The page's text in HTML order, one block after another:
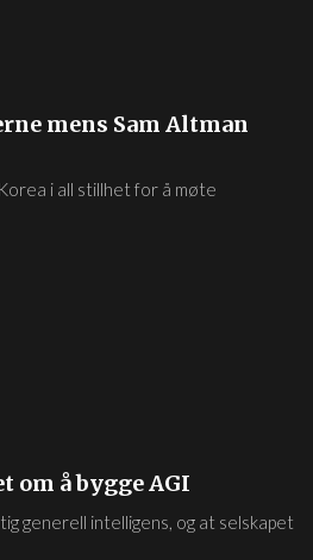
mens Sam Altman
i all stillhet for å møte
om å bygge AGI
generell intelligens, og at selskapet